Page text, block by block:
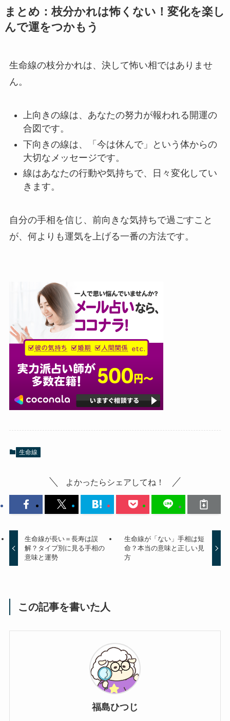
まとめ：枝分かれは怖くない！変化を楽し
んで運をつかもう
生命線の枝分かれは、決して怖い相ではありませ
ん。
上向きの線は、あなたの努力が報われる開運の
合図です。
下向きの線は、「今は休んで」という体からの
大切なメッセージです。
線はあなたの行動や気持ちで、日々変化してい
きます。
自分の手相を信じ、前向きな気持ちで過ごすこと
が、何よりも運気を上げる一番の方法です。
生命線
よかったらシェアしてね！
生命線が長い＝長寿は誤
解？タイプ別に見る手相の
意味と運勢
生命線が「ない」手相は短
命？本当の意味と正しい見
方
この記事を書いた人
福島ひつじ